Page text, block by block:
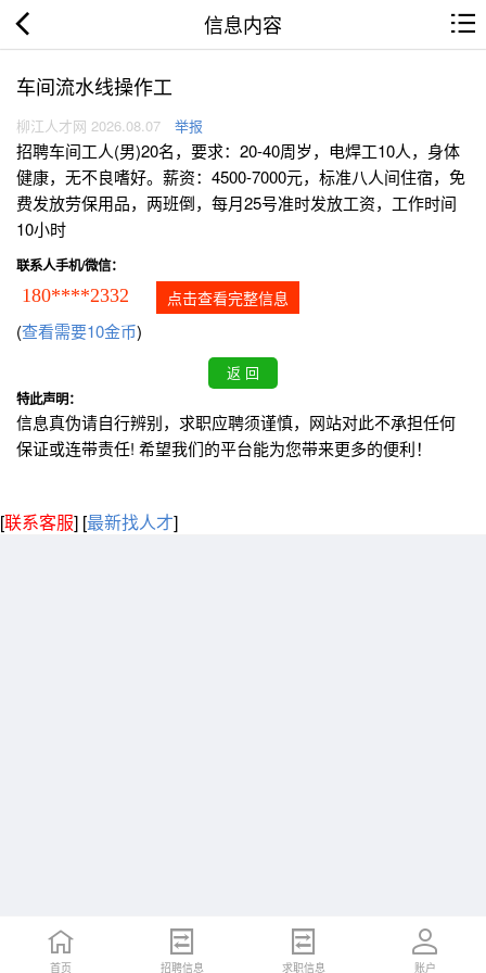
信息内容
车间流水线操作工
柳江人才网 2026.08.07 举报
招聘车间工人(男)20名，要求：20-40周岁，电焊工10人，身体
健康，无不良嗜好。薪资：4500-7000元，标准八人间住宿，免
费发放劳保用品，两班倒，每月25号准时发放工资，工作时间
10小时
联系人手机/微信：
180****2332 点击查看完整信息
(查看需要10金币)
特此声明：
信息真伪请自行辨别，求职应聘须谨慎，网站对此不承担任何
保证或连带责任! 希望我们的平台能为您带来更多的便利！
[联系客服] [最新找人才]
首页 招聘信息 求职信息 账户